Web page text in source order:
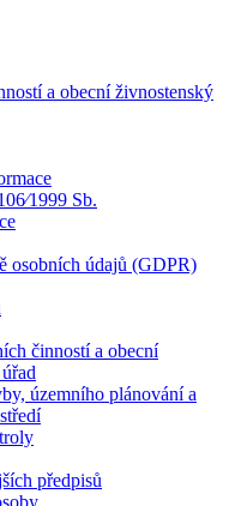
a obecní živnostenský
Sb.
osobních údajů (GDPR)
činností a obecní
územního plánování a
předpisů